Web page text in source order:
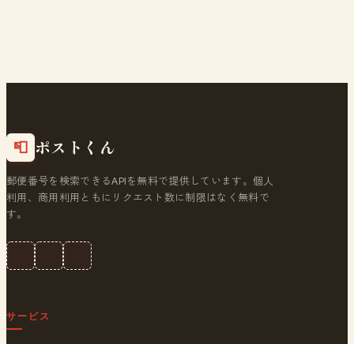
📮 ポストくん
郵便番号を検索できるAPIを無料で提供しています。個人
利用、商用利用ともにリクエスト数に制限はなく無料で
す。
サービス